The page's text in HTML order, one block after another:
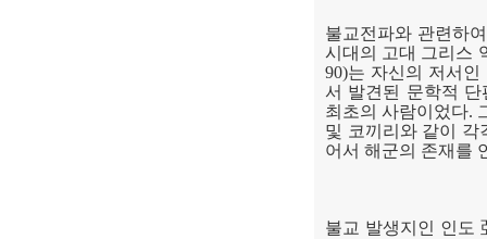
불교전파와 관련하
시대의 고대 그리스
90)는 자신의 저서인
서 발견된 문학적
최초의 사람이었다.
및 코끼리와 같이 각
어서 해군의 존재를
불교 발생지인 인도